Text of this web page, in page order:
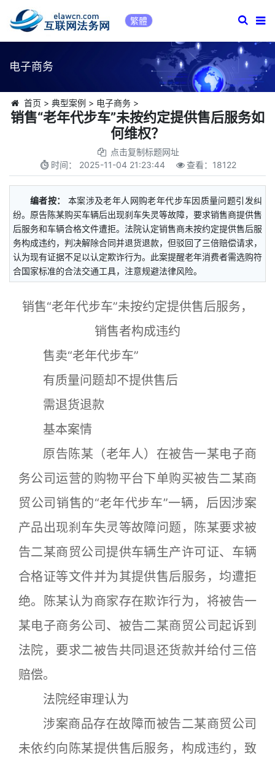
繁體
电子商务
首页 > 典型案例 > 电子商务>
销售“老年代步车”未按约定提供售后服务如
何维权？
点击复制标题网址
时间： 2025-11-04 21:23:44 查看： 18122
编者按：
本案涉及老年人网购老年代步车因质量问题引发纠
纷。原告陈某购买车辆后出现刹车失灵等故障，要求销售商提供售
后服务和车辆合格文件遭拒。法院认定销售商未按约定提供售后服
务构成违约，判决解除合同并退货退款，但驳回了三倍赔偿请求，
认为现有证据不足以认定欺诈行为。此案提醒老年消费者需选购符
合国家标准的合法交通工具，注意规避法律风险。
销售“老年代步车”未按约定提供售后服务，
销售者构成违约
售卖“老年代步车”
有质量问题却不提供售后
需退货退款
基本案情
原告陈某（老年人）在被告一某电子商
务公司运营的购物平台下单购买被告二某商
贸公司销售的“老年代步车”一辆，后因涉案
产品出现刹车失灵等故障问题，陈某要求被
告二某商贸公司提供车辆生产许可证、车辆
合格证等文件并为其提供售后服务，均遭拒
绝。陈某认为商家存在欺诈行为，将被告一
某电子商务公司、被告二某商贸公司起诉到
法院，要求二被告共同退还货款并给付三倍
赔偿。
法院经审理认为
涉案商品存在故障而被告二某商贸公司
未依约向陈某提供售后服务，构成违约，致